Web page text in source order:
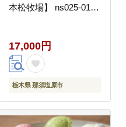
本松牧場】 ns025-015-
17,000円
栃木県 那須塩原市